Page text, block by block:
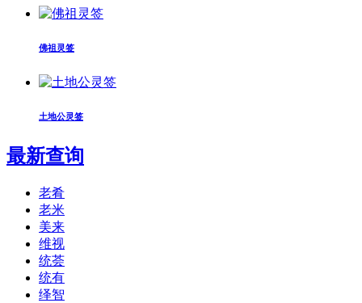
佛祖灵签
土地公灵签
最新查询
老肴
老米
美来
维视
统荟
统有
绎智